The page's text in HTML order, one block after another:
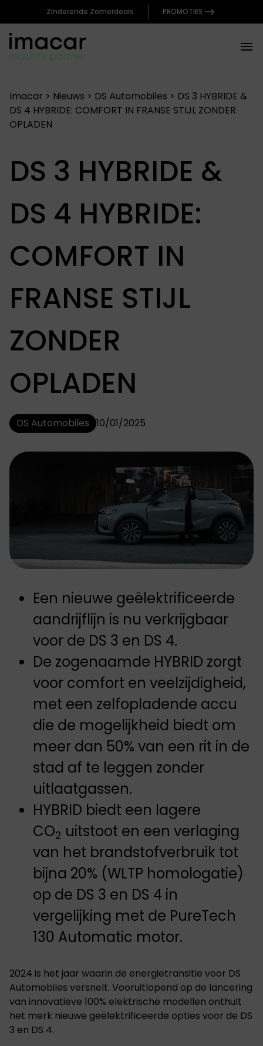
Zinderende Zomerdeals PROMOTIES
Imacar > Nieuws > DS Automobiles > DS 3 HYBRIDE &
DS 4 HYBRIDE: COMFORT IN FRANSE STIJL ZONDER
OPLADEN
DS 3 HYBRIDE &
DS 4 HYBRIDE:
COMFORT IN
FRANSE STIJL
ZONDER
OPLADEN
DS Automobiles 10/01/2025
Een nieuwe geëlektrificeerde
aandrijflijn is nu verkrijgbaar
voor de DS 3 en DS 4.
De zogenaamde HYBRID zorgt
voor comfort en veelzijdigheid,
met een zelfopladende accu
die de mogelijkheid biedt om
meer dan 50% van een rit in de
stad af te leggen zonder
uitlaatgassen.
HYBRID biedt een lagere
CO2 uitstoot en een verlaging
van het brandstofverbruik tot
bijna 20% (WLTP homologatie)
op de DS 3 en DS 4 in
vergelijking met de PureTech
130 Automatic motor.
2024 is het jaar waarin de energietransitie voor DS
Automobiles versnelt. Vooruitlopend op de lancering
van innovatieve 100% elektrische modellen onthult
het merk nieuwe geëlektrificeerde opties voor de DS
3 en DS 4.